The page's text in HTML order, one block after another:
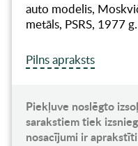
auto modelis,
metāls, PSRS, 1977 g.
Pilns apraksts
Piekļuve noslēgto
sarakstiem tiek
nosacījumi ir